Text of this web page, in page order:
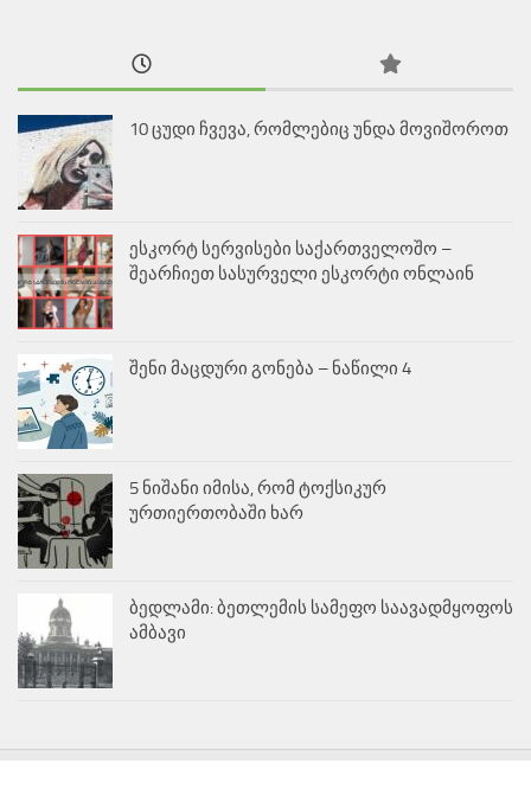
10 ცუდი ჩვევა, რომლებიც უნდა მოვიშოროთ
ესკორტ სერვისები საქართველოშო –
შეარჩიეთ სასურველი ესკორტი ონლაინ
შენი მაცდური გონება – ნაწილი 4
5 ნიშანი იმისა, რომ ტოქსიკურ
ურთიერთობაში ხარ
ბედლამი: ბეთლემის სამეფო საავადმყოფოს
ამბავი